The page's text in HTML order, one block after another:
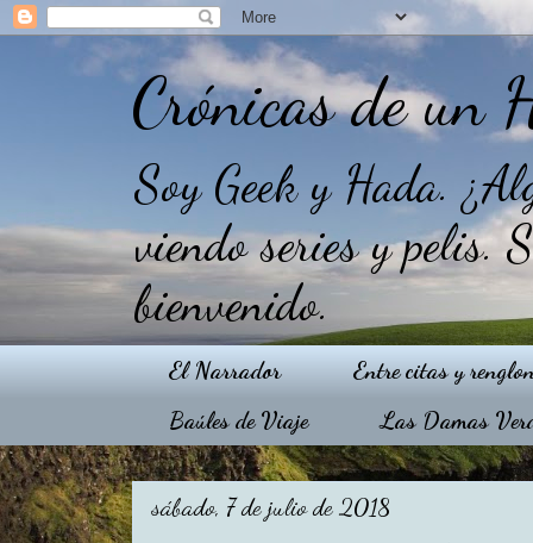
Crónicas de un
Soy Geek y Hada.
viendo series y pelis.
bienvenido.
El Narrador
Entre citas y
Baúles de Viaje
Las Damas
sábado, 7 de julio de 2018